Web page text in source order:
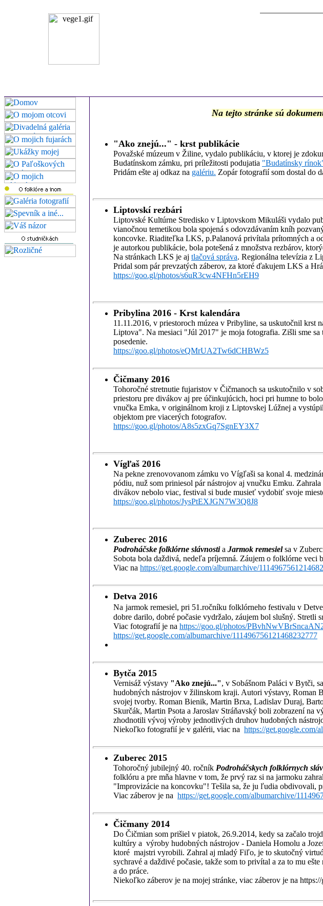
Na tejto stránke sú
"Ako znejú..." - krst publikácie
Považské múzeum v Žiline, vydalo publikáciu, v ktorej je
Budatínskom zámku, pri príležitosti podujatia "Budatínsky
Pridám ešte aj odkaz na galériu. Zopár fotografií som dostal do
Liptovskí rezbári
Liptovské Kultúrne Stredisko v Liptovskom Mikuláši vydalo
vianočnou temetikou bola spojená s odovzdávaním kníh
koncovke. Riaditeľka LKS, p.Palanová privítala prítomných a
je autorkou publikácie, bola potešená z množstva rezbárov,
Na stránkach LKS je aj tlačová správa. Regionálna televízia z
Pridal som pár prevzatých záberov, za ktoré ďakujem LKS a
https://goo.gl/photos/s6uR3cw4NFHn5rEH9
Pribylina 2016 - Krst kalendára
11.11.2016, v priestoroch múzea v Pribyline, sa uskutočnil
Liptova". Na mesiaci "Júl 2017" je moja fotografia. Zišli sme
posedenie.
https://goo.gl/photos/eQMrUA2Tw6dCHBWz5
Čičmany 2016
Tohoročné stretnutie fujaristov v Čičmanoch sa uskutočnilo v
priestoru pre divákov aj pre účinkujúcich, hoci pri humne to
vnučka Emka, v originálnom kroji z Liptovskej Lúžnej a
objektom pre viacerých fotografov.
https://goo.gl/photos/A8s5zxGq7SgnEY3X7
Vígľaš 2016
Na pekne zrenovovanom zámku vo Vígľaši sa konal 4.
pódiu, nuž som priniesol pár nástrojov aj vnučku Emku.
divákov nebolo viac, festival si bude musieť vydobiť svoje
https://goo.gl/photos/JysPtEXJGN7W3Q8J8
Zuberec 2016
Podroháčske folklórne slávnostia Jarmok remesielsa v
Sobota bola daždivá, nedeľa príjemná. Záujem o folklórne veci
Viac na https://get.google.com/albumarchive/
Detva 2016
Na jarmok remesiel, pri 51.ročníku folklórneho festivalu v
dobre darilo, dobré počasie vydržalo, záujem bol slušný. Stretli
Viac fotografií je na https://goo.gl/photos/
https://get.google.com/albumarchive/111496756121468232777
Bytča 2015
Vernisáž výstavy "Ako znejú...", v Sobášnom Paláci v Bytči,
hudobných nástrojov v žilinskom kraji. Autori výstavy,
svojej tvorby. Roman Bienik, Martin Brxa, Ladislav Duraj,
Skurčák, Martin Psota a Jaroslav Stráňavský boli zobrazení
zhodnotili vývoj výroby jednotlivých druhov hudobných
Niekoľko fotografií je v galérii, viac na https://get.google.com/
Zuberec 2015
Tohoročný jubilejný 40. ročník Podroháčskych folklórnych
folklóru a pre mňa hlavne v tom, že prvý raz si na jarmoku
"Improvizácie na koncovku"! Tešila sa, že ju ľudia obdivovali,
Viac záberov je na https://get.google.com/albumarchive/
Čičmany 2014
Do Čičmian som prišiel v piatok, 26.9.2014, kedy sa začalo
kultúry a výroby hudobných nástrojov - Daniela Homolu a
ktoré majstri vyrobili. Zahral aj mladý Fiľo, je to skutočný
sychravé a daždivé počasie, takže som to privítal a za to mu
a do práce.
Niekoľko záberov je na mojej stránke, viac záberov je na